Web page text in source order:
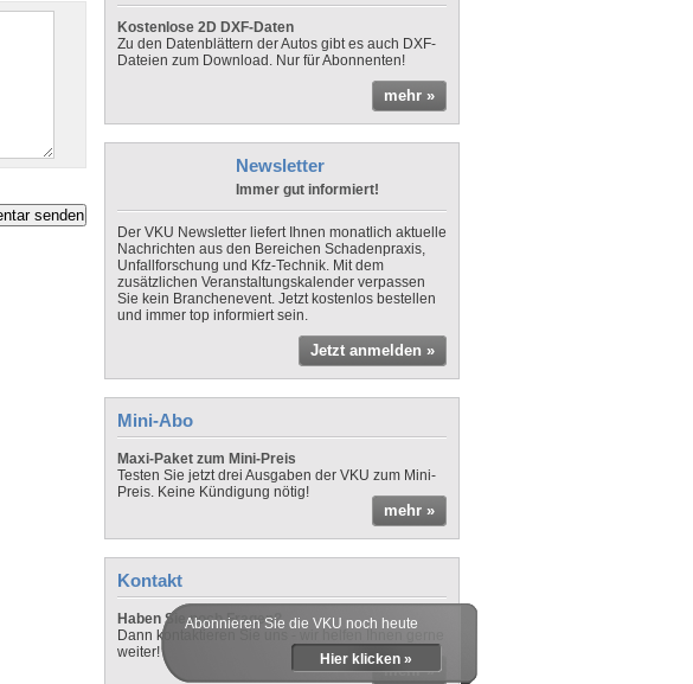
Kostenlose 2D DXF-Daten
Zu den Datenblättern der Autos gibt es auch DXF-
Dateien zum Download. Nur für Abonnenten!
mehr »
Newsletter
Immer gut informiert!
Der VKU Newsletter liefert Ihnen monatlich aktuelle
Nachrichten aus den Bereichen Schadenpraxis,
Unfallforschung und Kfz-Technik. Mit dem
zusätzlichen Veranstaltungskalender verpassen
Sie kein Branchenevent. Jetzt kostenlos bestellen
und immer top informiert sein.
Jetzt anmelden »
Mini-Abo
Maxi-Paket zum Mini-Preis
Testen Sie jetzt drei Ausgaben der VKU zum Mini-
Preis. Keine Kündigung nötig!
mehr »
Kontakt
Haben Sie noch Fragen?
Dann kontaktieren Sie uns - wir helfen Ihnen gerne
weiter!
mehr »
Abonnieren Sie die VKU noch heute
Hier klicken »